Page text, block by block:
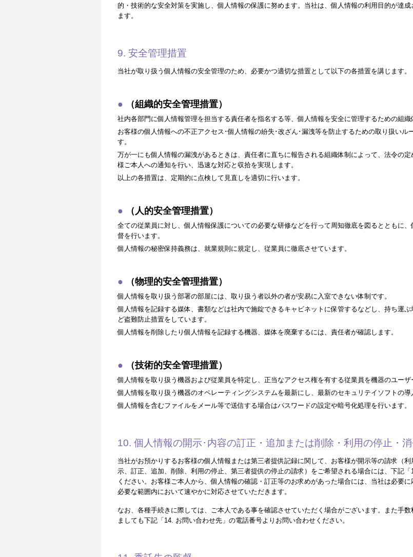
的・技術的な安全対策を実施し、個人情報の保護に努めます。当社は、個人情報の利用目的が達
ます。
9. 安全管理措置
当社が取り扱う個人情報の安全管理のため、必要かつ適切な措置として以下の各措置を講じます。
（組織的安全管理措置）
社内各部門に個人情報管理を担当する責任者を指名する等、個人情報を安全に管理するための組織
お客様の個人情報への不正アクセス･個人情報の紛失･改ざん･漏洩等を防止するための取り扱いル
す。
万が一にも個人情報の漏洩があるときは、責任者に直ちに報告される組織体制によって、法令の
様ご本人への通知を行い、迅速な対応と収拾を実現します。
以上の各措置は、定期的に点検して見直しを適切に行います。
（人的安全管理措置）
全ての従業員に対し、個人情報保護についての必要な研修などを行って周知徹底を図るとともに
督を行います。
個人情報の秘密保持義務は、就業規則に規定し、従業員に徹底させています。
（物理的安全管理措置）
個人情報を取り扱う部署の部屋には、取り扱う者以外の者が安易に入室できない体制です。
個人情報を記録する媒体、書類などは社内で施錠できるキャビネットに保管するなどし、持ち運
ど盗難防止措置をしています。
個人情報を削除したり個人情報を記録する機器、媒体を廃棄するには、責任者が確認します。
（技術的安全管理措置）
個人情報を取り扱う機器および従業員を特定し、正当なアクセス権を有する従業員を機器のユーザ
個人情報を取り扱う機器のオペレーティングシステムを最新にし、最新のセキュリテイソフトの導
個人情報を含むファイルをメール等で送信する場合はパスワードの設定や暗号化処理を行います。
10. 個人情報の開示･内容の訂正・追加または削除・利用の停止・
当社がお預かりするお客様の個人情報または第三者提供記録に関して、お客様が開示等の請求（
示、訂正、追加、削除、利用の停止、第三者提供の停止の請求）をご希望される場合には、下記
ください。お客様ご本人から、個人情報の確認・訂正等のお求めがあった場合には、当社は必要
必要な範囲内において速やかに対応させていただきます。
なお、各種手続きに際しては、ご本人である事を確認させていただく場合がございます。また手
ましても下記「14. お問い合わせ先」の電話番号よりお問い合わせください。